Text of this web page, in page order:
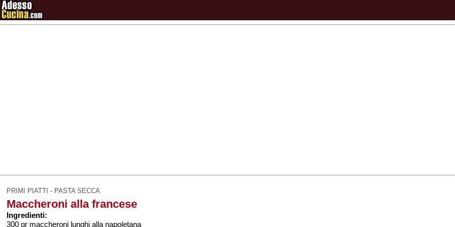
PRIMI PIATTI - PASTA SECCA
Maccheroni alla francese
Ingredienti:
300 gr maccheroni lunghi alla napoletana